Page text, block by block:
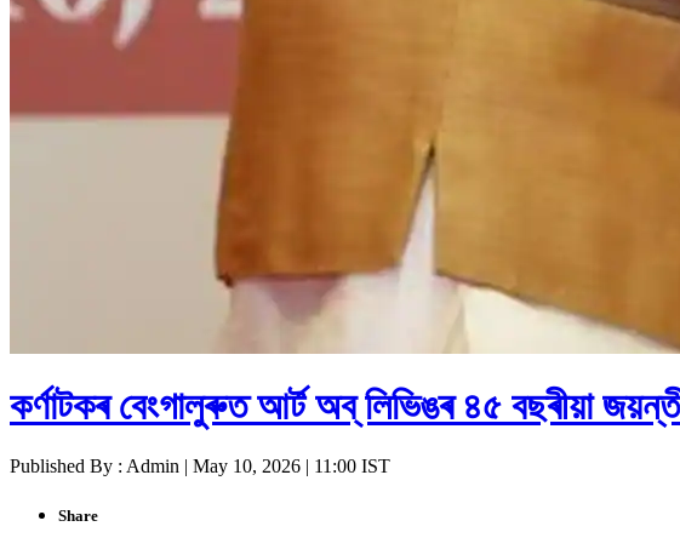
কৰ্ণাটকৰ বেংগালুৰুত আৰ্ট অব্ লিভিঙৰ ৪৫ বছৰীয়া
Published By : Admin | May 10, 2026 | 11:00 IST
Share